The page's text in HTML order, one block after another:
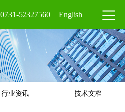
0731-52327560 English
行业资讯 技术文档